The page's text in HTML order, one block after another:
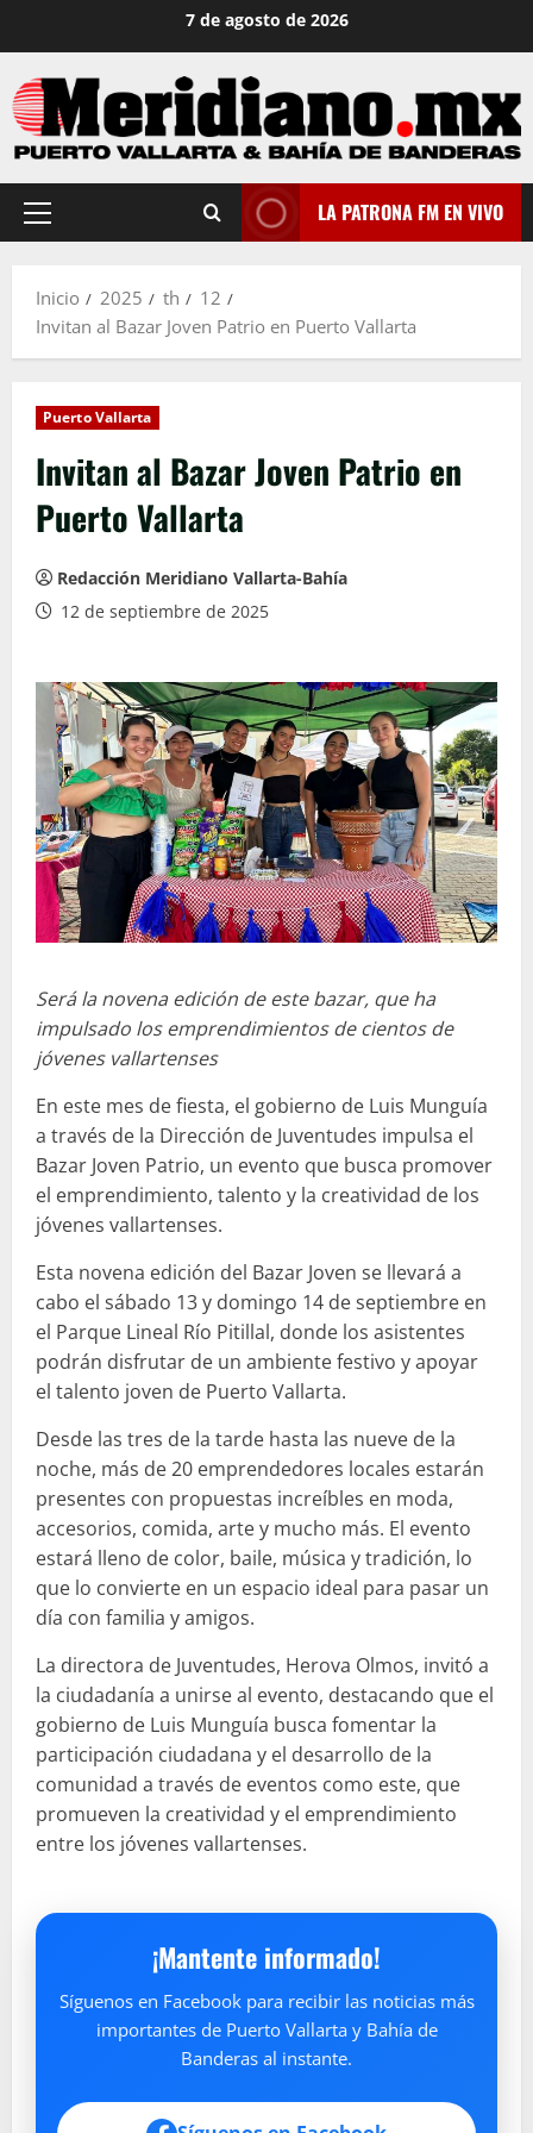
contenido
7 de agosto de 2026
Menú
LA PATRONA FM EN VIVO
Inicio 2025 th
12
Invitan al Bazar Joven Patrio en Puerto Vallarta
Puerto Vallarta
Invitan al Bazar Joven Patrio en
Puerto Vallarta
Redacción Meridiano Vallarta-Bahía
12 de septiembre de 2025
Será la novena edición de este bazar, que ha
impulsado los emprendimientos de cientos de
jóvenes vallartenses
En este mes de fiesta, el gobierno de Luis Munguía
a través de la Dirección de Juventudes impulsa el
Bazar Joven Patrio, un evento que busca promover
el emprendimiento, talento y la creatividad de los
jóvenes vallartenses.
Esta novena edición del Bazar Joven se llevará a
cabo el sábado 13 y domingo 14 de septiembre en
el Parque Lineal Río Pitillal, donde los asistentes
podrán disfrutar de un ambiente festivo y apoyar
el talento joven de Puerto Vallarta.
Desde las tres de la tarde hasta las nueve de la
noche, más de 20 emprendedores locales estarán
presentes con propuestas increíbles en moda,
accesorios, comida, arte y mucho más. El evento
estará lleno de color, baile, música y tradición, lo
que lo convierte en un espacio ideal para pasar un
día con familia y amigos.
La directora de Juventudes, Herova Olmos, invitó a
la ciudadanía a unirse al evento, destacando que el
gobierno de Luis Munguía busca fomentar la
participación ciudadana y el desarrollo de la
comunidad a través de eventos como este, que
promueven la creatividad y el emprendimiento
entre los jóvenes vallartenses.
¡Mantente informado!
Síguenos en Facebook para recibir las noticias más
importantes de Puerto Vallarta y Bahía de
Banderas al instante.